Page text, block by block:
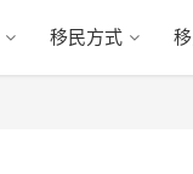
移民方式